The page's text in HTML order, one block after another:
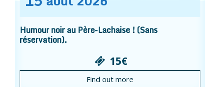
Humour noir au Père-Lachaise ! (Sans
réservation).
15€
Find out more